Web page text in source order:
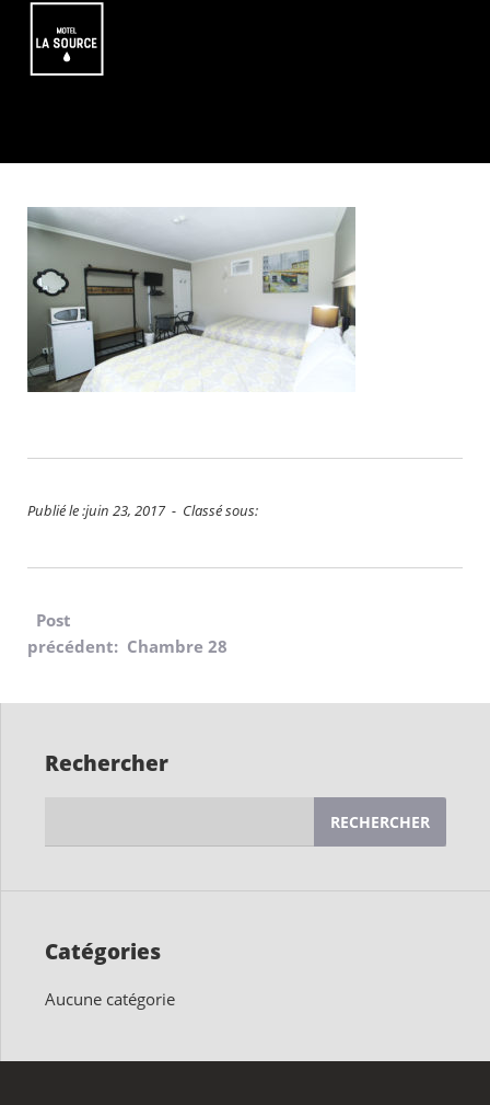
Publié le :juin 23, 2017 - Classé sous:
Navigation
de
l’article
Post
précédent: Chambre 28
Rechercher
Catégories
Aucune catégorie